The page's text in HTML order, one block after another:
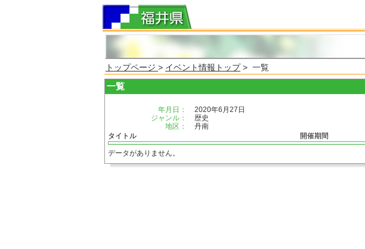
トップページ > イベント情報トップ> 一覧
一覧
年月日：
2020年6月27日
ジャンル：
歴史
地区：
丹南
タイトル
開催期間
データがありません。